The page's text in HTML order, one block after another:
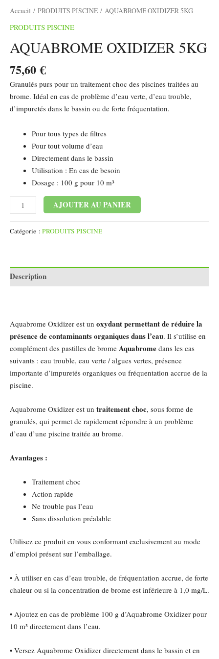
Accueil / PRODUITS PISCINE / AQUABROME OXIDIZER 5KG
PRODUITS PISCINE
AQUABROME OXIDIZER 5KG
75,60€
Granulés purs pour un traitement choc des piscines traitées au
brome. Idéal en cas de problème d’eau verte, d’eau trouble,
d’impuretés dans le bassin ou de forte fréquentation.
Pour tous types de filtres
Pour tout volume d’eau
Directement dans le bassin
Utilisation : En cas de besoin
Dosage : 100 g pour 10 m³
AJOUTER AU PANIER
Catégorie : PRODUITS PISCINE
Description
Aquabrome Oxidizer est un oxydant permettant de réduire la
présence de contaminants organiques dans l’eau. Il s’utilise en
complément des pastilles de brome Aquabrome dans les cas
suivants : eau trouble, eau verte / algues vertes, présence
importante d’impuretés organiques ou fréquentation accrue de la
piscine.
Aquabrome Oxidizer est un traitement choc, sous forme de
granulés, qui permet de rapidement répondre à un problème
d’eau d’une piscine traitée au brome.
Avantages :
Traitement choc
Action rapide
Ne trouble pas l’eau
Sans dissolution préalable
Utilisez ce produit en vous conformant exclusivement au mode
d’emploi présent sur l’emballage.
• À utiliser en cas d’eau trouble, de fréquentation accrue, de forte
chaleur ou si la concentration de brome est inférieure à 1,0 mg/L.
• Ajoutez en cas de problème 100 g d’Aquabrome Oxidizer pour
10 m³ directement dans l’eau.
• Versez Aquabrome Oxidizer directement dans le bassin et en